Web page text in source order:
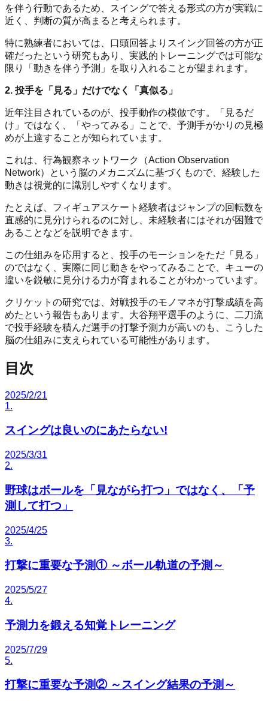
を伴う行動であるため、スイングで答える形式の方が実戦に
近く、判断の質が高まると考えられます。
特に熟練者においては、口頭回答よりスイング回答の方が正
確だったという研究もあり、実践的トレーニングでは可能な
限り「動きを伴う予測」を取り入れることが望まれます。
2. 投手を「見る」だけでなく「真似る」
近年注目されているのが、投手動作の模倣です。「見るだ
け」ではなく、「やってみる」ことで、予測手がかりの見極
めが上達することが知られています。
これは、行為観察ネットワーク（Action Observation
Network）という脳のメカニズムに基づくもので、経験した
動きは視覚的に識別しやすくなります。
たとえば、フィギュアスケート経験者はジャンプの回転数を
直感的に見分けられるのに対し、未経験者にはそれが困難で
あることなどを説明できます。
この仕組みを応用すると、投手のモーションをただ「見る」
のではなく、実際に同じ動きをやってみることで、キューの
違いを鋭敏に見分ける力が育まれることがわかっています。
クリケットの研究では、対戦投手のモノマネが打撃成績を高
めたという報告もあります。大谷翔平選手のように、二刀流
で投手経験を積んだ選手の打撃予測力が高いのも、こうした
脳の仕組みに支えられている可能性があります。
目次
2025/2/21
1.
スイングは良いのにあたらない!
2025/3/31
2.
野球はボールを「見ながら打つ」ではなく、「予
測して打つ」
2025/4/25
3.
打撃に重要な予測① ～ボール軌道の予測～
2025/5/27
4.
予測力を鍛える知覚トレーニング
2025/7/29
5.
打撃に重要な予測② ～スイング結果の予測～